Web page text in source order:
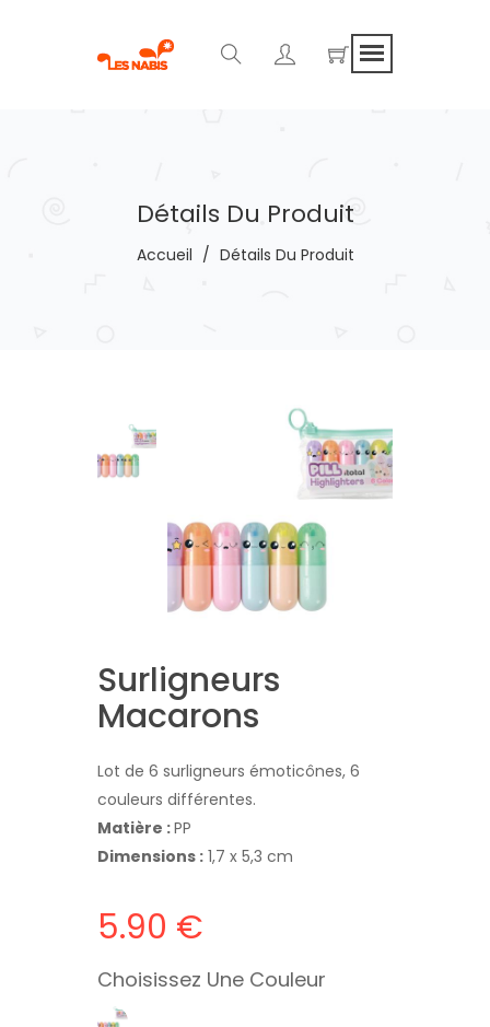
Détails Du Produit
Accueil / Détails Du Produit
Surligneurs
Macarons
Lot de 6 surligneurs émoticônes, 6
couleurs différentes.
Matière :PP
Dimensions : 1,7 x 5,3 cm
5.90 €
Choisissez Une Couleur